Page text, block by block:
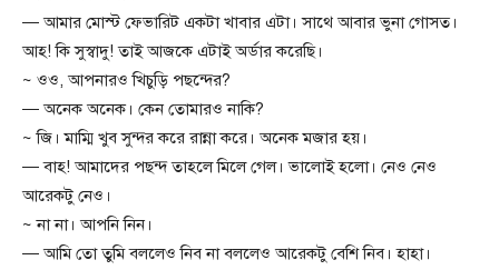
— আমার মোস্ট ফেভারিট একটা খাবার এটা। সাথে আবার ভুনা গোসত।
আহ! কি সুস্বাদু! তাই আজকে এটাই অর্ডার করেছি।
~ ওও, আপনারও খিচুড়ি পছন্দের?
— অনেক অনেক। কেন তোমারও নাকি?
~ জি। মাম্মি খুব সুন্দর করে রান্না করে। অনেক মজার হয়।
— বাহ! আমাদের পছন্দ তাহলে মিলে গেল। ভালোই হলো। নেও নেও
আরেকটু নেও।
~ না না। আপনি নিন।
— আমি তো তুমি বললেও নিব না বললেও আরেকটু বেশি নিব। হাহা।